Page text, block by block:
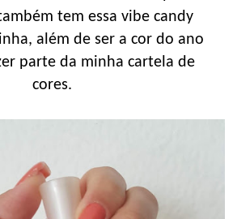
tem essa vibe candy
além de ser a cor do ano
parte da minha cartela de
cores.